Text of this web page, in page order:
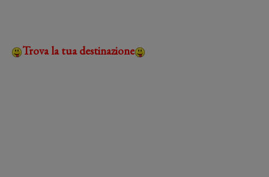
Trova la tua destinazione